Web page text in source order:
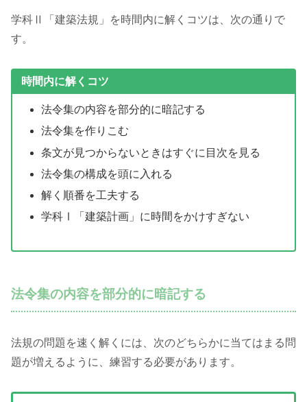
学科Ⅱ「建築法規」を時間内に解くコツは、次の通りで
す。
時間内に解くコツ
法令集の内容を部分的に暗記する
法令集を作りこむ
条文が見つからないときはすぐに目次を見る
法令集の構成を頭に入れる
解く順番を工夫する
学科Ⅰ「建築計画」に時間をかけすぎない
法令集の内容を部分的に暗記する
法規の問題を速く解くには、次のどちらかに当てはまる問
題が増えるように、練習する必要があります。